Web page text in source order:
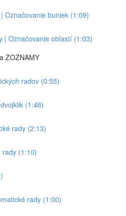
Označovanie buniek (1:09)
| Označovanie oblastí (1:03)
ZOZNAMY
radov (0:55)
(1:46)
rady (2:13)
rady (1:10)
rady (1:00)